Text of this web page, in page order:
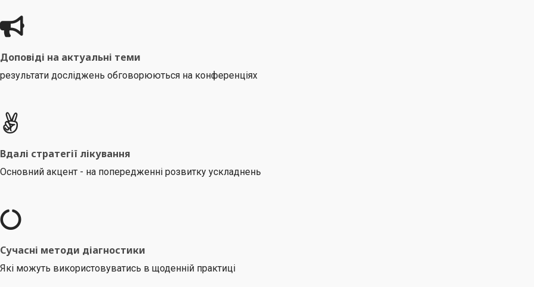
Доповіді на актуальні теми
результати досліджень обговорюються на конференціях
Вдалі стратегії лікування
Основний акцент - на попередженні розвитку ускладнень
Сучасні методи діагностики
Які можуть використовуватись в щоденній практиці